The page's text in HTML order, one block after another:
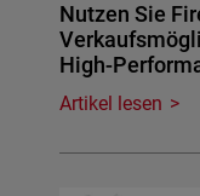
Nutzen Sie
High-
Artikel lesen